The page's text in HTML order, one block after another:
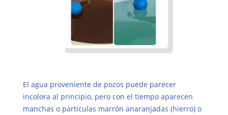
El agua proveniente de pozos puede parecer
incolora al principio, pero con el tiempo aparecen
manchas o partículas marrón anaranjadas (hierro) o